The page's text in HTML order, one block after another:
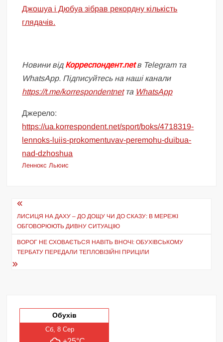
Джошуа і Дюбуа зібрав рекордну кількість
глядачів.
Новини відКорреспондент.netв Telegram та
WhatsApp. Підписуйтесь на наші канали
https://t.me/korrespondentnetта WhatsApp
Джерело:
https://ua.korrespondent.net/sport/boks/4718319-
lennoks-luiis-prokomentuvav-peremohu-duibua-
nad-dzhoshua
Леннокс Льюис
Навігація
записів
ЛИСИЦЯ НА ДАХУ – ДО ДОЩУ ЧИ ДО СКАЗУ: В МЕРЕЖІ
ОБГОВОРЮЮТЬ ДИВНУ СИТУАЦІЮ
ВОРОГ НЕ СХОВАЄТЬСЯ НАВІТЬ ВНОЧІ: ОБУХІВСЬКОМУ
ТЕРБАТУ ПЕРЕДАЛИ ТЕПЛОВІЗІЙНІ ПРИЦІЛИ
Обухів
Сб, 8 Сер